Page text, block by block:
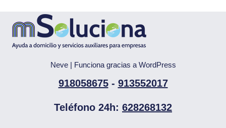
Neve| Funciona gracias a WordPress
918058675- 913552017
Teléfono 24h: 628268132